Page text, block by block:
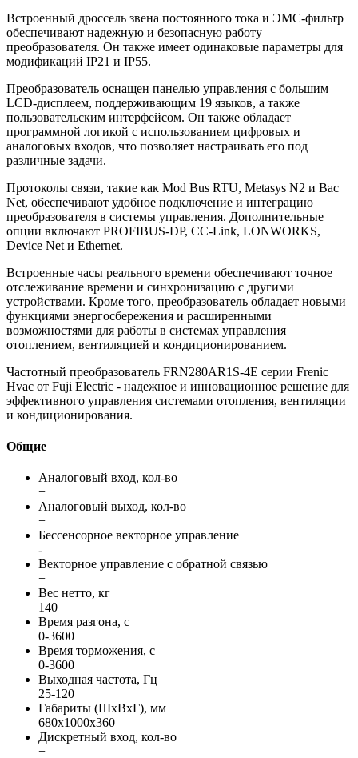
Встроенный дроссель звена постоянного тока и ЭМС-фильтр
обеспечивают надежную и безопасную работу
преобразователя. Он также имеет одинаковые параметры для
модификаций IP21 и IP55.
Преобразователь оснащен панелью управления с большим
LCD-дисплеем, поддерживающим 19 языков, а также
пользовательским интерфейсом. Он также обладает
программной логикой с использованием цифровых и
аналоговых входов, что позволяет настраивать его под
различные задачи.
Протоколы связи, такие как Mod Bus RTU, Metasys N2 и Bac
Net, обеспечивают удобное подключение и интеграцию
преобразователя в системы управления. Дополнительные
опции включают PROFIBUS-DP, CC-Link, LONWORKS,
Device Net и Ethernet.
Встроенные часы реального времени обеспечивают точное
отслеживание времени и синхронизацию с другими
устройствами. Кроме того, преобразователь обладает новыми
функциями энергосбережения и расширенными
возможностями для работы в системах управления
отоплением, вентиляцией и кондиционированием.
Частотный преобразователь FRN280AR1S-4E серии Frenic
Hvac от Fuji Electric - надежное и инновационное решение для
эффективного управления системами отопления, вентиляции
и кондиционирования.
Общие
Аналоговый вход, кол-во
+
Аналоговый выход, кол-во
+
Бессенсорное векторное управление
-
Векторное управление с обратной связью
+
Вес нетто, кг
140
Время разгона, с
0-3600
Время торможения, с
0-3600
Выходная частота, Гц
25-120
Габариты (ШхВхГ), мм
680x1000x360
Дискретный вход, кол-во
+